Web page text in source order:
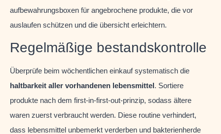
aufbewahrungsboxen für angebrochene produkte, die vor
auslaufen schützen und die übersicht erleichtern.
Regelmäßige bestandskontrolle
Überprüfe beim wöchentlichen einkauf systematisch die
haltbarkeit aller vorhandenen lebensmittel. Sortiere
produkte nach dem first-in-first-out-prinzip, sodass ältere
waren zuerst verbraucht werden. Diese routine verhindert,
dass lebensmittel unbemerkt verderben und bakterienherde